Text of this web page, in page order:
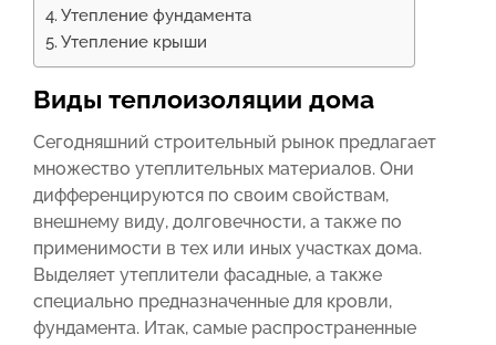
Утепление фундамента
Утепление крыши
Виды теплоизоляции дома
Сегодняшний строительный рынок предлагает
множество утеплительных материалов. Они
дифференцируются по своим свойствам,
внешнему виду, долговечности, а также по
применимости в тех или иных участках дома.
Выделяет утеплители фасадные, а также
специально предназначенные для кровли,
фундамента. Итак, самые распространенные